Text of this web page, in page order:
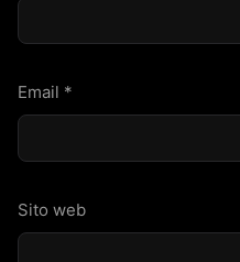
Email *
Sito web